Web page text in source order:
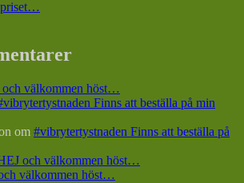
priset…
och välkommen höst…
Finns att beställa på min
om #vibrytertystnaden Finns att beställa på
och välkommen höst…
välkommen höst…